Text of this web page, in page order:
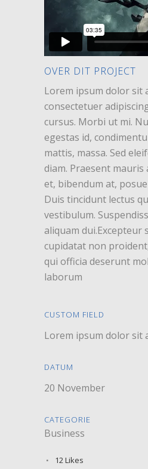
OVER DIT PROJECT
Lorem ipsum dolor sit
consectetuer
cursus. Morbi ut mi.
egestas id,
mattis, massa. Sed
diam. Praesent
et, bibendum at,
Duis tincidunt lectus
vestibulum.
aliquam dui.Excepteur
cupidatat non
qui officia deserunt
laborum
CUSTOM FIELD
Lorem ipsum dolor sit
DATUM
20 November
CATEGORIE
Business
12Likes